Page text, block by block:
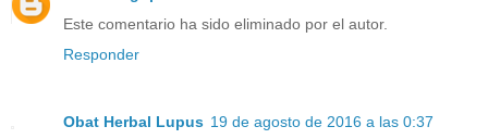
Este comentario ha sido eliminado por el autor.
Responder
Obat Herbal Lupus 19 de agosto de 2016 a las 0:37